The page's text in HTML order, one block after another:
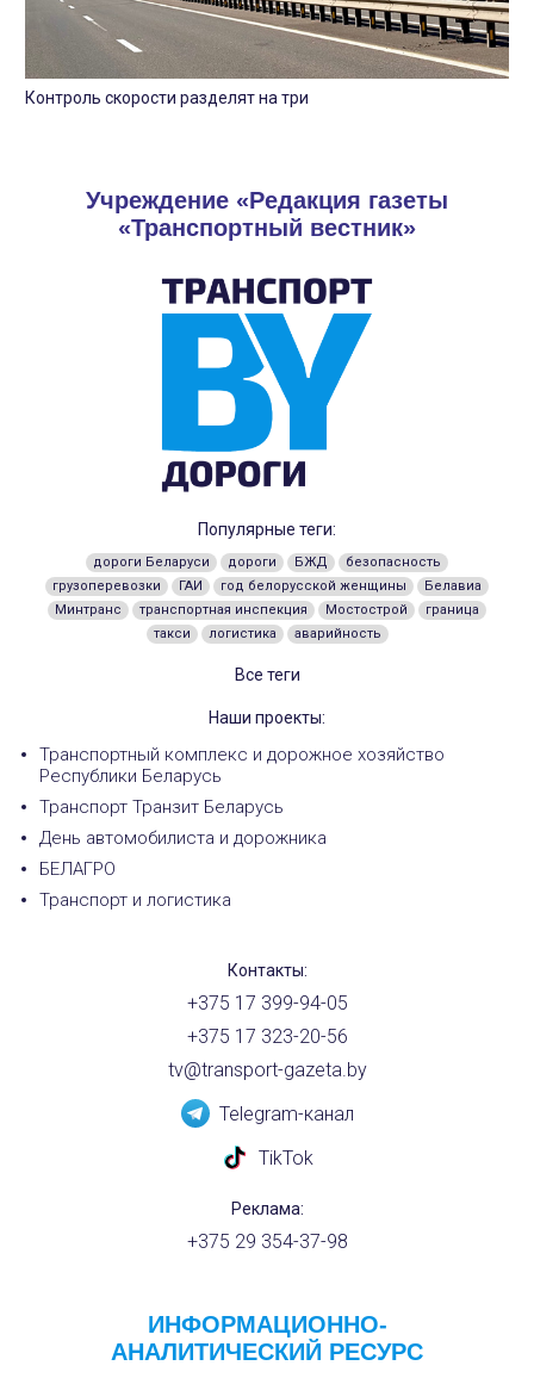
Контроль скорости разделят на три
Учреждение «Редакция газеты
«Транспортный вестник»
Популярные теги:
дороги Беларуси дороги БЖД
безопасность
грузоперевозки
ГАИ год белорусской женщины
Белавиа
Минтранс
транспортная инспекция Мостострой
граница
такси
логистика аварийность
Все теги
Наши проекты:
Транспортный комплекс и дорожное хозяйство
Республики Беларусь
Транспорт Транзит Беларусь
День автомобилиста и дорожника
БЕЛАГРО
Транспорт и логистика
Контакты:
+375 17 399-94-05
+375 17 323-20-56
tv@transport-gazeta.by
Telegram-канал
TikTok
Реклама:
+375 29 354-37-98
ИНФОРМАЦИОННО-
АНАЛИТИЧЕСКИЙ РЕСУРС